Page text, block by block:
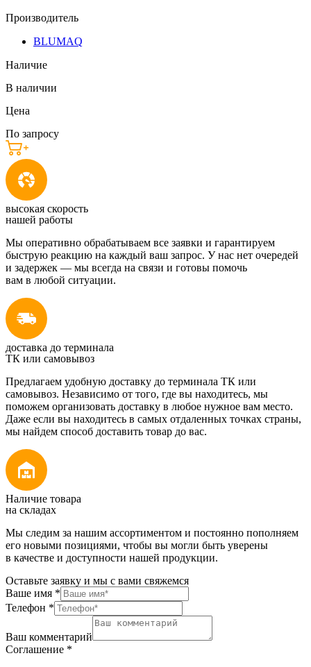
Производитель
BLUMAQ
Наличие
В наличии
Цена
По запросу
высокая скорость
нашей работы
Мы оперативно обрабатываем все заявки и гарантируем
быструю реакцию на каждый ваш запрос. У нас нет очередей
и задержек — мы всегда на связи и готовы помочь
вам в любой ситуации.
доставка до терминала
ТК или самовывоз
Предлагаем удобную доставку до терминала ТК или
самовывоз. Независимо от того, где вы находитесь, мы
поможем организовать доставку в любое нужное вам место.
Даже если вы находитесь в самых отдаленных точках страны,
мы найдем способ доставить товар до вас.
Наличие товара
на складах
Мы следим за нашим ассортиментом и постоянно пополняем
его новыми позициями, чтобы вы могли быть уверены
в качестве и доступности нашей продукции.
Оставьте заявку и мы с вами свяжемся
Ваше имя *
Телефон *
Ваш комментарий
Соглашение *